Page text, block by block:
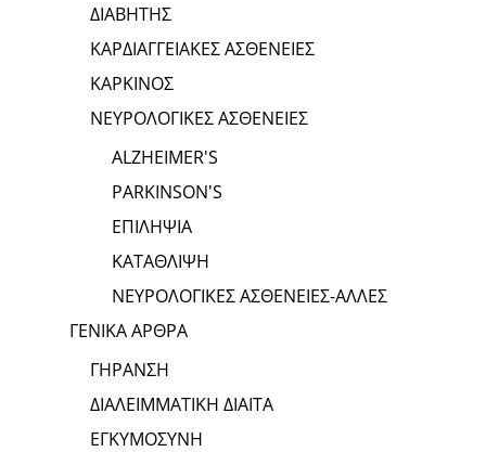
ΔΙΑΒΗΤΗΣ
ΚΑΡΔΙΑΓΓΕΙΑΚΕΣ ΑΣΘΕΝΕΙΕΣ
ΚΑΡΚΙΝΟΣ
ΝΕΥΡΟΛΟΓΙΚΕΣ ΑΣΘΕΝΕΙΕΣ
ALZHEIMER'S
PARKINSON'S
ΕΠΙΛΗΨΙΑ
ΚΑΤΑΘΛΙΨΗ
ΝΕΥΡΟΛΟΓΙΚΕΣ ΑΣΘΕΝΕΙΕΣ-ΑΛΛΕΣ
ΓΕΝΙΚΑ ΑΡΘΡΑ
ΓΗΡΑΝΣΗ
ΔΙΑΛΕΙΜΜΑΤΙΚΗ ΔΙΑΙΤΑ
ΕΓΚΥΜΟΣΥΝΗ